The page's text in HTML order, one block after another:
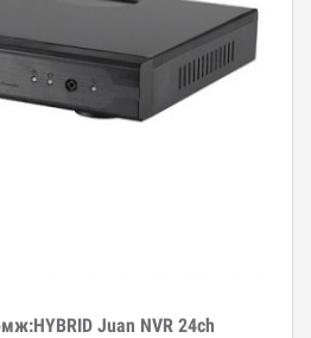
Juan NVR 24ch